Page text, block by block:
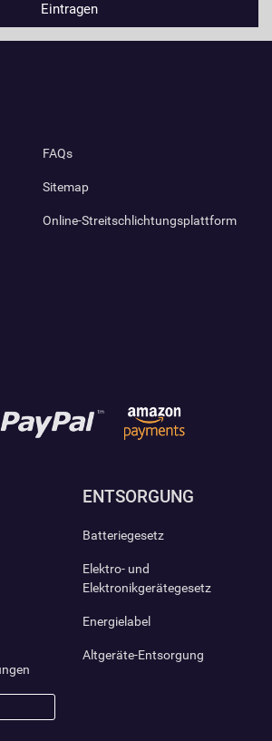
FAQs
Sitemap
Online-Streitschlichtungsplattform
ENTSORGUNG
Batteriegesetz
Elektro- und
Elektronikgerätegesetz
Energielabel
Altgeräte-Entsorgung